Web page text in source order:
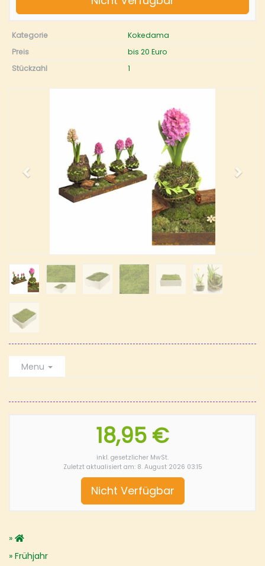
Kategorie
Kokedama
Preis
bis 20 Euro
Stückzahl
1
Menu
18,95 €
inkl. gesetzlicher MwSt.
Zuletzt aktualisiert am: 8. August 2026 03:15
Nicht Verfügbar
Frühjahr